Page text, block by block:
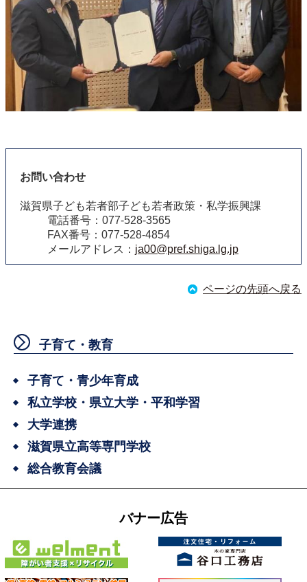
お問い合わせ
滋賀県子ども若者部子ども若者政策・私学振興課
電話番号：077-528-3565
FAX番号：077-528-4854
メールアドレス： ja00@pref.shiga.lg.jp
ページの先頭へ戻る
子育て・教育
子育て・青少年育成
私立学校・県立大学・平和学習
大学連携
滋賀県立高等専門学校
総合教育会議
バナー広告